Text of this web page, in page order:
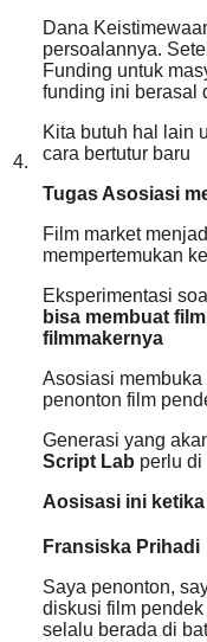
4.
Dana
persoalannya.
Funding untuk
funding ini berasal
Kita butuh hal lain
cara bertutur baru
Tugas Asosiasi
Film market
mempertemukan
Eksperimentasi
bisa membuat
filmmakernya
Asosiasi membuka
penonton film
Generasi yang
Script Lab perlu di
Aosisasi ini
Fransiska Prihadi
Saya penonton,
diskusi film
selalu berada di